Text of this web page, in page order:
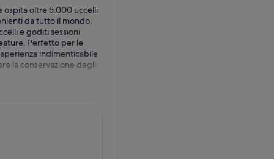
ospita oltre 5.000 uccelli
da tutto il mondo,
e goditi sessioni
Perfetto per le
indimenticabile
la conservazione degli